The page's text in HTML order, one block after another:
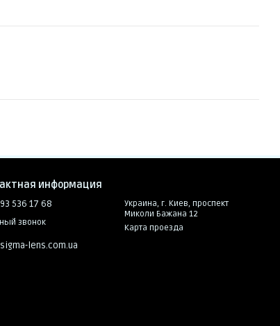
информация
536 17 68
звонок
lens.com.ua
Украина, г. Киев, проспект
Миколи Бажана 12
Карта проезда